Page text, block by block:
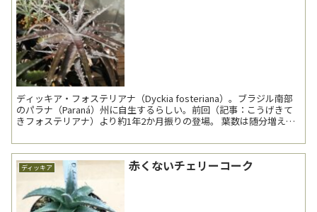
ディッキア・フォステリアナ（Dyckia fosteriana）。ブラジル南部
のパラナ（Paraná）州に自生するらしい。前回（記事：こうげきて
きフォステリアナ）より約1年2か月振りの登場。 葉数は随分増え
ディッキア 赤くないチェリーコーク